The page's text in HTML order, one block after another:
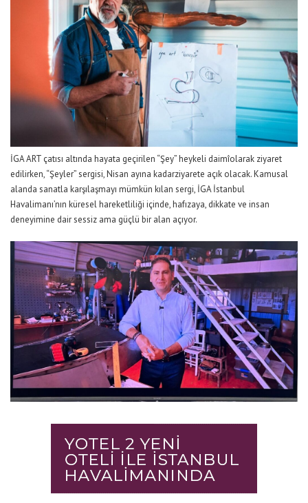
İGA ART çatısı altında hayata geçirilen “Şey”heykeli daimîolarak ziyaret
edilirken,“Şeyler”sergisi,Nisan ayına kadarziyarete açık olacak. Kamusal
alanda sanatla karşılaşmayı mümkün kılan sergi, İGAİstanbul
Havalimanı’nın küresel hareketliliği içinde, hafızaya, dikkate ve insan
deneyimine dair sessiz ama güçlü bir alan açıyor.